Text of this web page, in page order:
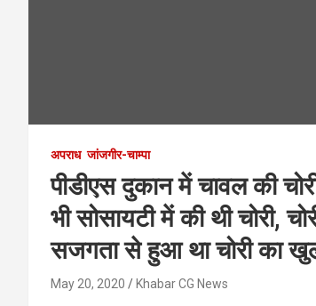
अपराध जांजगीर-चाम्पा
पीडीएस दुकान में चावल की
भी सोसायटी में की थी चोरी,
सजगता से हुआ था चोरी का
May 20, 2020 Khabar CG News